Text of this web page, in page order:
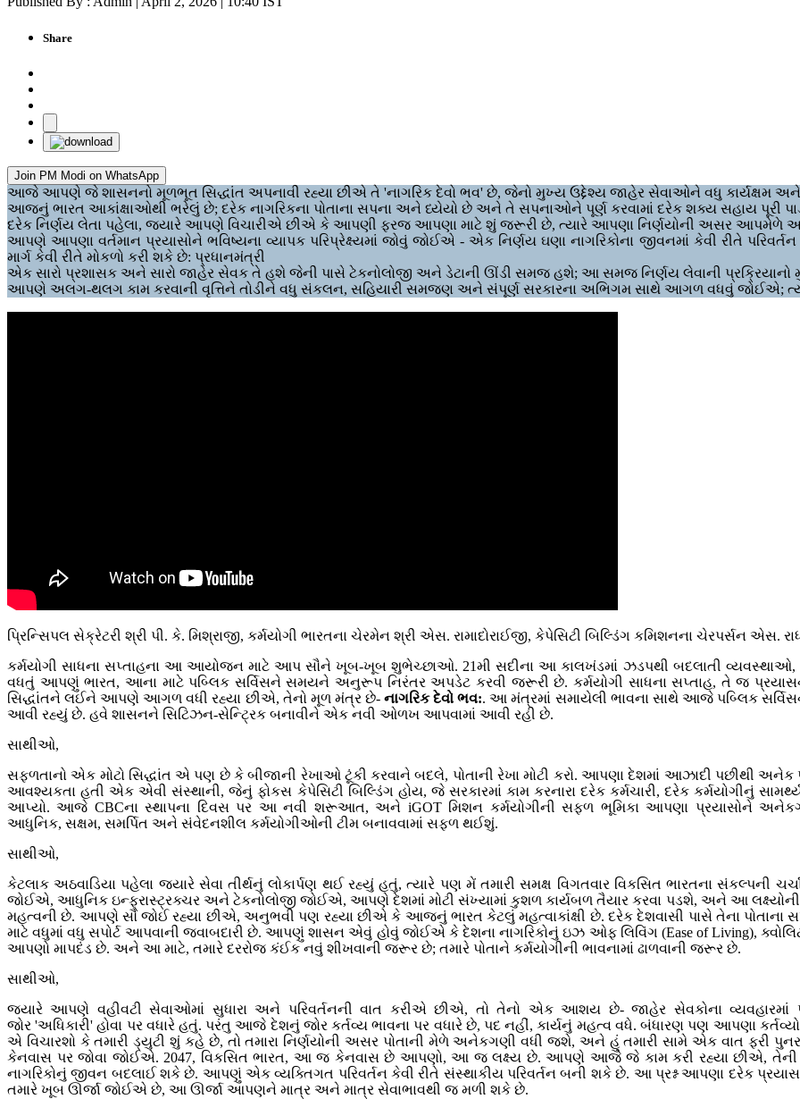
Share
Join PM Modi on WhatsApp
આજે આપણે જે શાસનનો મૂળભૂત સિદ્ધાંત અપનાવી રહ્યા છીએ તે 'નાગરિક દેવો ભવ' છે, જેનો મુખ્ય ઉદ્દેશ્ય જાહેર સેવાઓને વધુ કાર્યક્ષમ અને
આજનું ભારત આકાંક્ષાઓથી ભરેલું છે; દરેક નાગરિકના પોતાના સપના અને ધ્યેયો છે અને તે સપનાઓને પૂર્ણ કરવામાં દરેક શક્ય સહાય પૂરી
દરેક નિર્ણય લેતા પહેલા, જ્યારે આપણે વિચારીએ છીએ કે આપણી ફરજ આપણા માટે શું જરૂરી છે, ત્યારે આપણા નિર્ણયોની અસર આપમેળે
આપણે આપણા વર્તમાન પ્રયાસોને ભવિષ્યના વ્યાપક પરિપ્રેક્ષ્યમાં જોવું જોઈએ - એક નિર્ણય ઘણા નાગરિકોના જીવનમાં કેવી રીતે
માર્ગ કેવી રીતે મોકળો કરી શકે છે: પ્રધાનમંત્રી
એક સારો પ્રશાસક અને સારો જાહેર સેવક તે હશે જેની પાસે ટેકનોલોજી અને ડેટાની ઊંડી સમજ હશે; આ સમજ નિર્ણય લેવાની પ્રક્રિયાનો
આપણે અલગ-થલગ કામ કરવાની વૃત્તિને તોડીને વધુ સંકલન, સહિયારી સમજણ અને સંપૂર્ણ સરકારના અભિગમ સાથે આગળ વધવું જોઈએ;
પ્રિન્સિપલ સેક્રેટરી શ્રી પી. કે. મિશ્રાજી, કર્મયોગી ભારતના ચેરમેન શ્રી એસ. રામાદોરાઈજી, કેપેસિટી બિલ્ડિંગ કમિશનના ચેરપર્સન
કર્મયોગી સાધના સપ્તાહના આ આયોજન માટે આપ સૌને ખૂબ-ખૂબ શુભેચ્છાઓ. 21મી સદીના આ કાલખંડમાં ઝડપથી બદલાતી
વધતું આપણું ભારત, આના માટે પબ્લિક સર્વિસને સમયને અનુરૂપ નિરંતર અપડેટ કરવી જરૂરી છે. કર્મયોગી સાધના સપ્તાહ, તે જ
સિદ્ધાંતને લઈને આપણે આગળ વધી રહ્યા છીએ, તેનો મૂળ મંત્ર છે-નાગરિક દેવો ભવ:. આ મંત્રમાં સમાયેલી ભાવના સાથે આજે પબ્લિક
આવી રહ્યું છે. હવે શાસનને સિટિઝન-સેન્ટ્રિક બનાવીને એક નવી ઓળખ આપવામાં આવી રહી છે.
સાથીઓ,
સફળતાનો એક મોટો સિદ્ધાંત એ પણ છે કે બીજાની રેખાઓ ટૂંકી કરવાને બદલે, પોતાની રેખા મોટી કરો. આપણા દેશમાં આઝાદી પછીથી
આવશ્યકતા હતી એક એવી સંસ્થાની, જેનું ફોકસ કેપેસિટી બિલ્ડિંગ હોય, જે સરકારમાં કામ કરનારા દરેક કર્મચારી, દરેક કર્મયોગીનું
આપ્યો. આજે CBCના સ્થાપના દિવસ પર આ નવી શરૂઆત, અને iGOT મિશન કર્મયોગીની સફળ ભૂમિકા આપણા પ્રયાસોને
આધુનિક, સક્ષમ, સમર્પિત અને સંવેદનશીલ કર્મયોગીઓની ટીમ બનાવવામાં સફળ થઈશું.
સાથીઓ,
કેટલાક અઠવાડિયા પહેલા જ્યારે સેવા તીર્થનું લોકાર્પણ થઈ રહ્યું હતું, ત્યારે પણ મેં તમારી સમક્ષ વિગતવાર વિકસિત ભારતના સંકલ્પની
જોઈએ, આધુનિક ઇન્ફ્રાસ્ટ્રક્ચર અને ટેકનોલોજી જોઈએ, આપણે દેશમાં મોટી સંખ્યામાં કુશળ કાર્યબળ તૈયાર કરવા પડશે, અને આ
મહત્વની છે. આપણે સૌ જોઈ રહ્યા છીએ, અનુભવી પણ રહ્યા છીએ કે આજનું ભારત કેટલું મહત્વાકાંક્ષી છે. દરેક દેશવાસી પાસે તેના પોતાના
માટે વધુમાં વધુ સપોર્ટ આપવાની જવાબદારી છે. આપણું શાસન એવું હોવું જોઈએ કે દેશના નાગરિકોનું ઇઝ ઓફ લિવિંગ (Ease of Living),
આપણો માપદંડ છે. અને આ માટે, તમારે દરરોજ કંઈક નવું શીખવાની જરૂર છે; તમારે પોતાને કર્મયોગીની ભાવનામાં ઢાળવાની જરૂર છે.
સાથીઓ,
જ્યારે આપણે વહીવટી સેવાઓમાં સુધારા અને પરિવર્તનની વાત કરીએ છીએ, તો તેનો એક આશય છે- જાહેર સેવકોના
જોર 'અધિકારી' હોવા પર વધારે હતું. પરંતુ આજે દેશનું જોર કર્તવ્ય ભાવના પર વધારે છે, પદ નહીં, કાર્યનું મહત્વ વધે. બંધારણ પણ આપણા
એ વિચારશો કે તમારી ડ્યુટી શું કહે છે, તો તમારા નિર્ણયોની અસર પોતાની મેળે અનેકગણી વધી જશે, અને હું તમારી સામે એક વાત ફરી
કેનવાસ પર જોવા જોઈએ. 2047, વિકસિત ભારત, આ જ કેનવાસ છે આપણો, આ જ લક્ષ્ય છે. આપણે આજે જે કામ કરી રહ્યા છીએ, તેની
નાગરિકોનું જીવન બદલાઈ શકે છે. આપણું એક વ્યક્તિગત પરિવર્તન કેવી રીતે સંસ્થાકીય પરિવર્તન બની શકે છે. આ પ્રશ્ન આપણા દરેક
તમારે ખૂબ ઊર્જા જોઈએ છે, આ ઊર્જા આપણને માત્ર અને માત્ર સેવાભાવથી જ મળી શકે છે.